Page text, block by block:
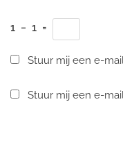
1 − 1 =
Stuur mij een e-
Stuur mij een e-